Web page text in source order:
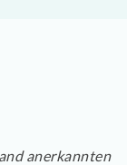
anerkannten